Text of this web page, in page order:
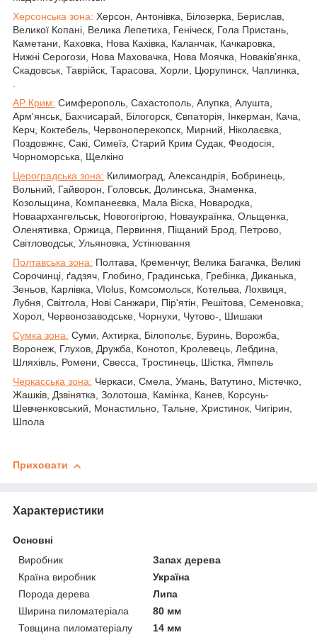
Херсонська зона: Херсон, Антонівка, Білозерка, Берислав,
Великої Копані, Велика Лепетиха, Геніческ, Гола Пристань,
Каметани, Каховка, Нова Кахівка, Каланчак, Качкаровка,
Нижні Серогози, Нова Маховачка, Нова Моячка, Новаків'янка,
Скадовськ, Таврійск, Тарасова, Хорли, Цюрупинск, Чаплинка,
.
АР Крим: Симферополь, Сахастополь, Алупка, Алушта,
Арм'янськ, Бахчисарай, Білогорск, Євпаторія, Інкерман, Кача,
Керч, Коктебель, Червоноперекопск, Мирний, Ніколаєвка,
Поздовжнє, Сакі, Симеїз, Старий Крим Судак, Феодосія,
Чорноморська, Щелкіно
Цероградська зона: Килимоград, Александрія, Бобринець,
Вольний, Гайворон, Головськ, Долинська, Знаменка,
Козольщина, Компанеєвка, Мала Віска, Новародка,
Новаархангельськ, Новогогіргою, Новаукраїнка, Ольщенка,
Оленятивка, Оржица, Первиння, Піщаний Брод, Петрово,
Світловодськ, Ульяновка, Устінювання
Полтавська зона: Полтава, Кременчуг, Велика Багачка, Великі
Сорочинці, ґадзяч, Глобино, Градинська, Гребінка, Диканька,
Зеньов, Карлівка, VIolus, Комсомольск, Котельва, Лохвиця,
Лубня, Світгола, Нові Санжари, Пір'ятін, Решітова, Семеновка,
Хорол, Червонозаводське, Чорнухи, Чутово-, Шишаки
Сумка зона: Суми, Ахтирка, Білопольє, Буринь, Ворожба,
Воронеж, Глухов, Дружба, Конотоп, Кролевець, Лебдина,
Шляхівль, Ромени, Свесса, Тростинець, Шістка, Ямпель
Черкасська зона: Черкаси, Смела, Умань, Ватутино, Містечко,
Жашків, Дзвінятка, Золотоша, Камінка, Канев, Корсунь-
Шевченковський, Монастильно, Тальне, Христинок, Чигірин,
Шпола
Приховати
Характеристики
Основні
Виробник
Запах дерева
Країна виробник
Україна
Порода дерева
Липа
Ширина пиломатеріала
80 мм
Товщина пиломатеріалу
14 мм